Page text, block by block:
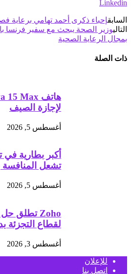
Linkedin
السابقإحباء ذكرى أحمد تهامي برعاية
التاليوزير الصحة يبحث مع سفير فرنسا
بمجال الرعاية الصحية
ذات الصلة
لإجازة الصيف
أغسطس 5, 2026
تشعل
أغسطس 5, 2026
لقطاع التجزئة
أغسطس 3, 2026
للإعلان
اتصل بنا